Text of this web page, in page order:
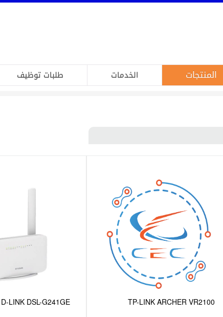
المنتجات الخدمات طلبات توظيف
TP-LINK ARCHER VR2100
D-LINK DSL-G241GE